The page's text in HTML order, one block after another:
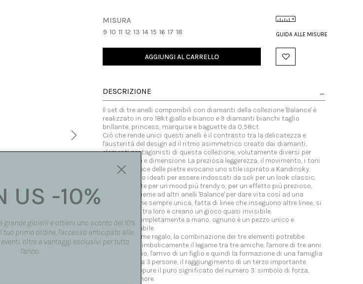
GUIDA ALLE MISURE
MISURA
9 10 11 12 13 14 15 16 17 18
AGGIUNGI AL CARRELLO
DESCRIZIONE
Il set di tre anelli componibili con diamanti della collezione 'Balance' è
realizzato in oro 18kt giallo e bianco e 9 diamanti bianchi taglio
brillante, princess, marquise e baguette da 0,58ct.
Ciò che rende unici questi anelli è il contrasto tra la delicatezza e
l'austerità del design ed il ritmo asimmetrico creato dai diamanti,
elementi protagonisti di questa collezione, volutamente diversi per
taglio, forma e dimensione. La preziosa leggerezza, il movimento, i toni
dell'oro e la luce delle pietre evocano uno stile ispirato a Kandinsky.
Gli anelli sono ideati per essere indossati da soli per un look classic,
alle falangette per un mood più trendy o, per un effetto più prezioso,
abbinati insieme ad altri anelli 'Balance' per dare vita così ad una
composizione sempre unica, fatta di linee che inseguono altre linee, si
intersecano tra loro e creano un gioco quasi invisibile.
Realizzati completamente a mano, ognuno è un pezzo unico e
personalizzabile.
Se scelto come regalo, la combinazione dei tre elementi potrebbe
significare simbolicamente il legame tra tre amiche, l'amore di tre anni
di matrimonio, l'arrivo di un figlio e quindi la formazione di una famiglia
composta da 3 persone, il raggiungimento di un terzo importante
obiettivo, oppure il puro significato del numero 3: simbolo di forza,
purezza e amore.
US -10%
gioielli e ottieni uno sconto del 10%
tuo primo ordine, l'accesso anticipato alle
oltre a vantaggi esclusivi per tutto
l'anno.